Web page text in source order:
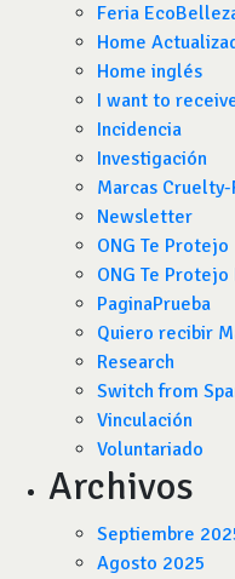
Feria
Home
Home inglés
I want to
Incidencia
Investigación
Marcas Cruelty-
Newsletter
ONG Te Protejo
ONG Te Protejo
PaginaPrueba
Quiero recibir
Research
Switch from
Vinculación
Voluntariado
Archivos
Septiembre
Agosto 2025